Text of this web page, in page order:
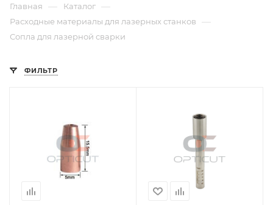
Главная — Каталог —
Расходные материалы для лазерных станков —
Сопла для лазерной сварки
ФИЛЬТР